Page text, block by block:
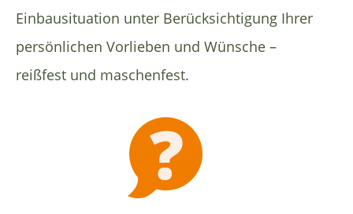
Einbausituation unter Berücksichtigung Ihrer
persönlichen Vorlieben und Wünsche –
reißfest und maschenfest.